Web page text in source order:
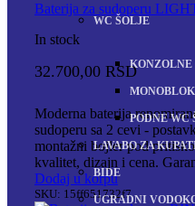
WC ŠOLJE
KONZOLNE
PODNE WC
LAVABO ZA
BIDE
UGRADNI
Baterija za sudoperu
In stock
32.700,00 RSD
Moderna baterija
sudoperu sa 2 cevi -
montažni bojler pod
kvalitet, dizajn i cena.
Dodaj u korpu
SKU: 15ff651732f7